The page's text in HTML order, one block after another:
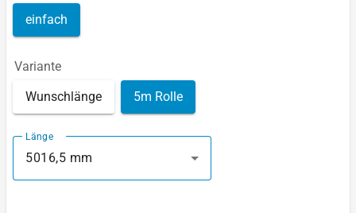
einfach
Variante
Wunschlänge 5m Rolle
Länge
5016,5 mm